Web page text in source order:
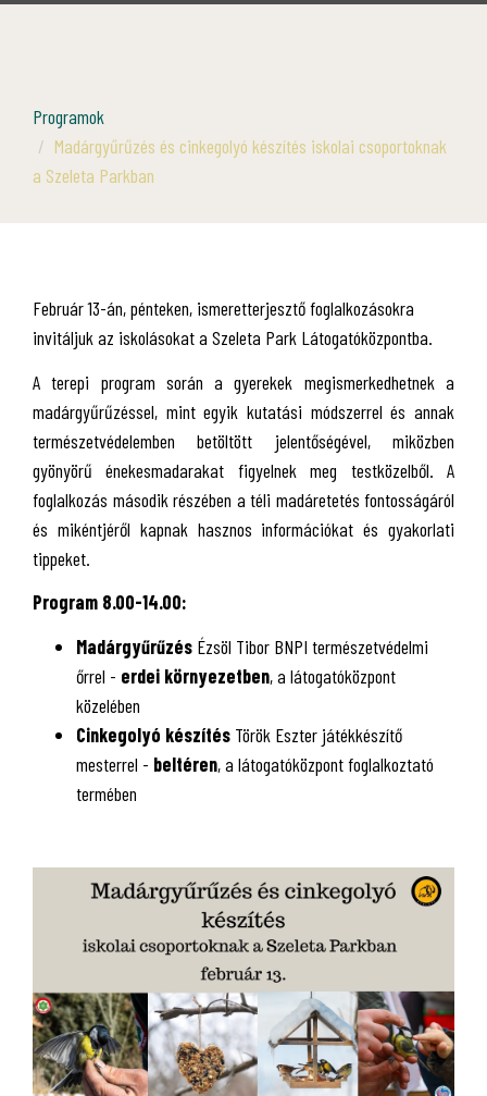
Programok
Madárgyűrűzés és cinkegolyó készítés iskolai csoportoknak
a Szeleta Parkban
Február 13-án, pénteken, ismeretterjesztő foglalkozásokra
invitáljuk az iskolásokat a Szeleta Park Látogatóközpontba.
A terepi program során a gyerekek megismerkedhetnek a
madárgyűrűzéssel, mint egyik kutatási módszerrel és annak
természetvédelemben betöltött jelentőségével, miközben
gyönyörű énekesmadarakat figyelnek meg testközelből. A
foglalkozás második részében a téli madáretetés fontosságáról
és mikéntjéről kapnak hasznos információkat és gyakorlati
tippeket.
Program 8.00-14.00:
Madárgyűrűzés Ézsöl Tibor BNPI természetvédelmi
őrrel - erdei környezetben, a látogatóközpont
közelében
Cinkegolyó készítés Török Eszter játékkészítő
mesterrel - beltéren, a látogatóközpont foglalkoztató
termében